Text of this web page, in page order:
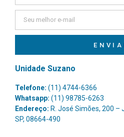
Unidade Suzano
Telefone: (11) 4744-6366
Whatsapp: (11) 98785-6263
Endereço: R. José Simões, 200
SP, 08664-490